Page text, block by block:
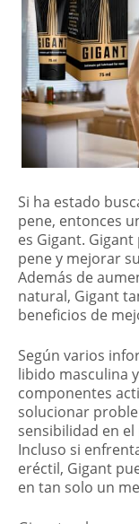
Si ha estado
pene, entonces
es Gigant.
pene y mejorar
Además de
natural, Gigant
beneficios de
Según varios
libido masculina
componentes
solucionar
sensibilidad en
Incluso si
eréctil, Gigant
en tan solo un